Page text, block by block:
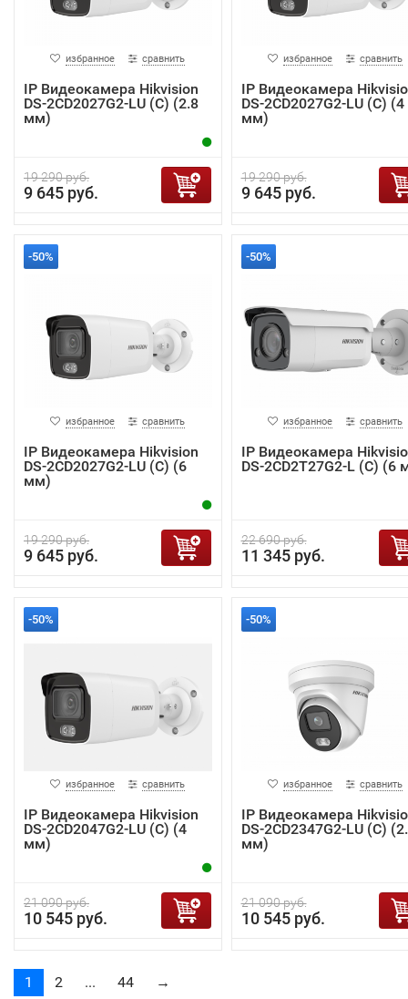
избранное сравнить
IP Видеокамера Hikvision
DS-2CD2027G2-LU (C) (2.8
мм)
19 290 руб.
9 645 руб.
избранное сравнить
IP Видеокамера
DS-2CD2027G2-LU (C) (4
мм)
19 290 руб.
9 645 руб.
-50%
избранное сравнить
IP Видеокамера Hikvision
DS-2CD2027G2-LU (C) (6
мм)
19 290 руб.
9 645 руб.
-50%
избранное сравнить
IP Видеокамера
DS-2CD2T27G2-L (C) (6
22 690 руб.
11 345 руб.
-50%
избранное сравнить
IP Видеокамера Hikvision
DS-2CD2047G2-LU (C) (4
мм)
21 090 руб.
10 545 руб.
-50%
избранное сравнить
IP Видеокамера
DS-2CD2347G2-LU (C)
мм)
21 090 руб.
10 545 руб.
1 2 ... 44 →